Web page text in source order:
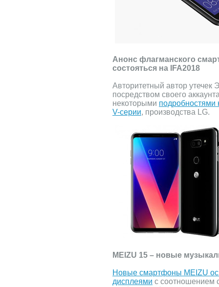
Анонс флагманского
состояться на IFA2018
Авторитетный автор утечек
посредством своего
некоторыми подробностями
V-серии, производства LG.
MEIZU 15 – новые
Новые смартфоны MEIZU
дисплеями с соотношением